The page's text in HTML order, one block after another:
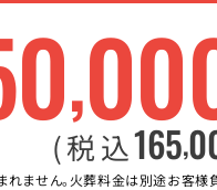
,
(税込165,
ません。火葬料金は別途お客様